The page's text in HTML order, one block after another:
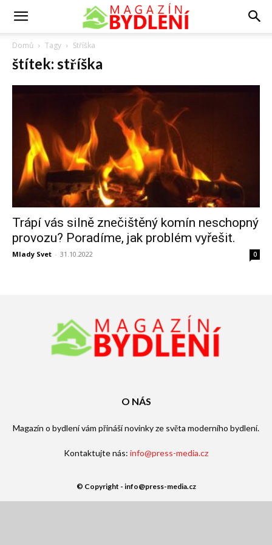
Domů Tagy Stříška
štítek: stříška
Trápí vás silně znečištěný komín neschopný
provozu? Poradíme, jak problém vyřešit.
Mlady Svet - 31.10.2022 0
O NÁS
Magazín o bydlení vám přináší novinky ze světa moderního bydlení.
Kontaktujte nás: info@press-media.cz
© Copyright - info@press-media.cz